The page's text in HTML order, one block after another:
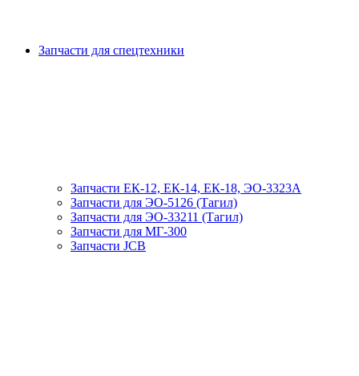
Запчасти для спецтехники
Запчасти ЕК-12, ЕК-14, ЕК-18, ЭО-3323А
Запчасти для ЭО-5126 (Тагил)
Запчасти для ЭО-33211 (Тагил)
Запчасти для МГ-300
Запчасти JCB